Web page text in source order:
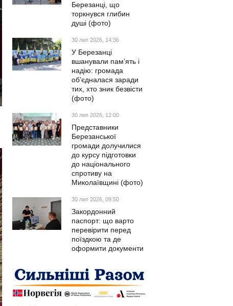
Березанці, що
торкнувся глибин
душі (фото)
30 лип 2026, 14:36
У Березанці
вшанували пам’ять і
надію: громада
об’єдналася заради
тих, хто зник безвісти
(фото)
30 лип 2026, 12:00
Представники
Березанської
громади долучилися
до курсу підготовки
до національного
спротиву на
Миколаївщині (фото)
30 лип 2026, 09:50
Закордонний
паспорт: що варто
перевірити перед
поїздкою та де
оформити документи